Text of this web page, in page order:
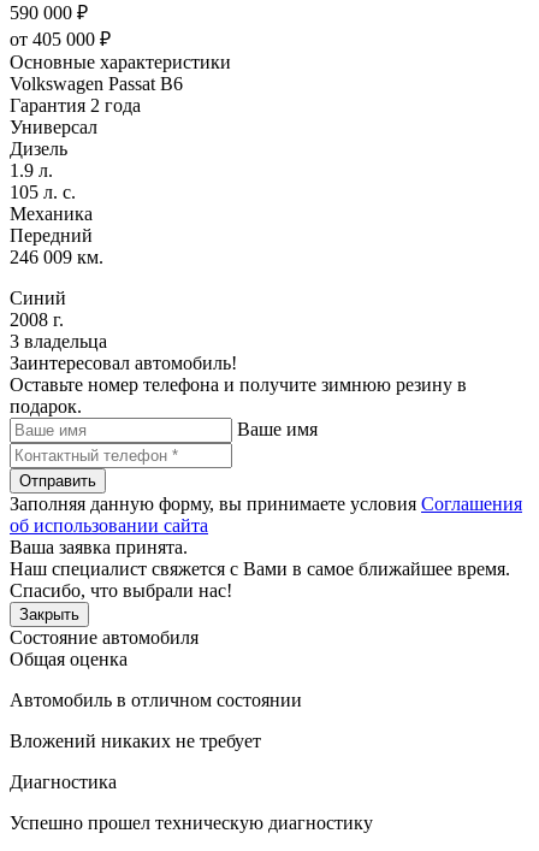
590 000 ₽
от 405 000 ₽
Основные характеристики
Volkswagen Passat B6
Гарантия 2 года
Универсал
Дизель
1.9 л.
105 л. с.
Механика
Передний
246 009 км.
Синий
2008 г.
3 владельца
Заинтересовал автомобиль!
Оставьте номер телефона и получите зимнюю резину в
подарок.
Ваше имя
Отправить
Заполняя данную форму, вы принимаете условия Соглашения
об использовании сайта
Ваша заявка принята.
Наш специалист свяжется с Вами в самое ближайшее время.
Спасибо, что выбрали нас!
Закрыть
Состояние автомобиля
Общая оценка
Автомобиль в отличном состоянии
Вложений никаких не требует
Диагностика
Успешно прошел техническую диагностику